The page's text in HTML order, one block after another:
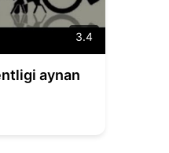
3.4
aynan